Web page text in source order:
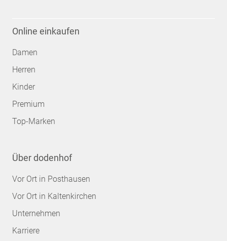
Online einkaufen
Damen
Herren
Kinder
Premium
Top-Marken
Über dodenhof
Vor Ort in Posthausen
Vor Ort in Kaltenkirchen
Unternehmen
Karriere